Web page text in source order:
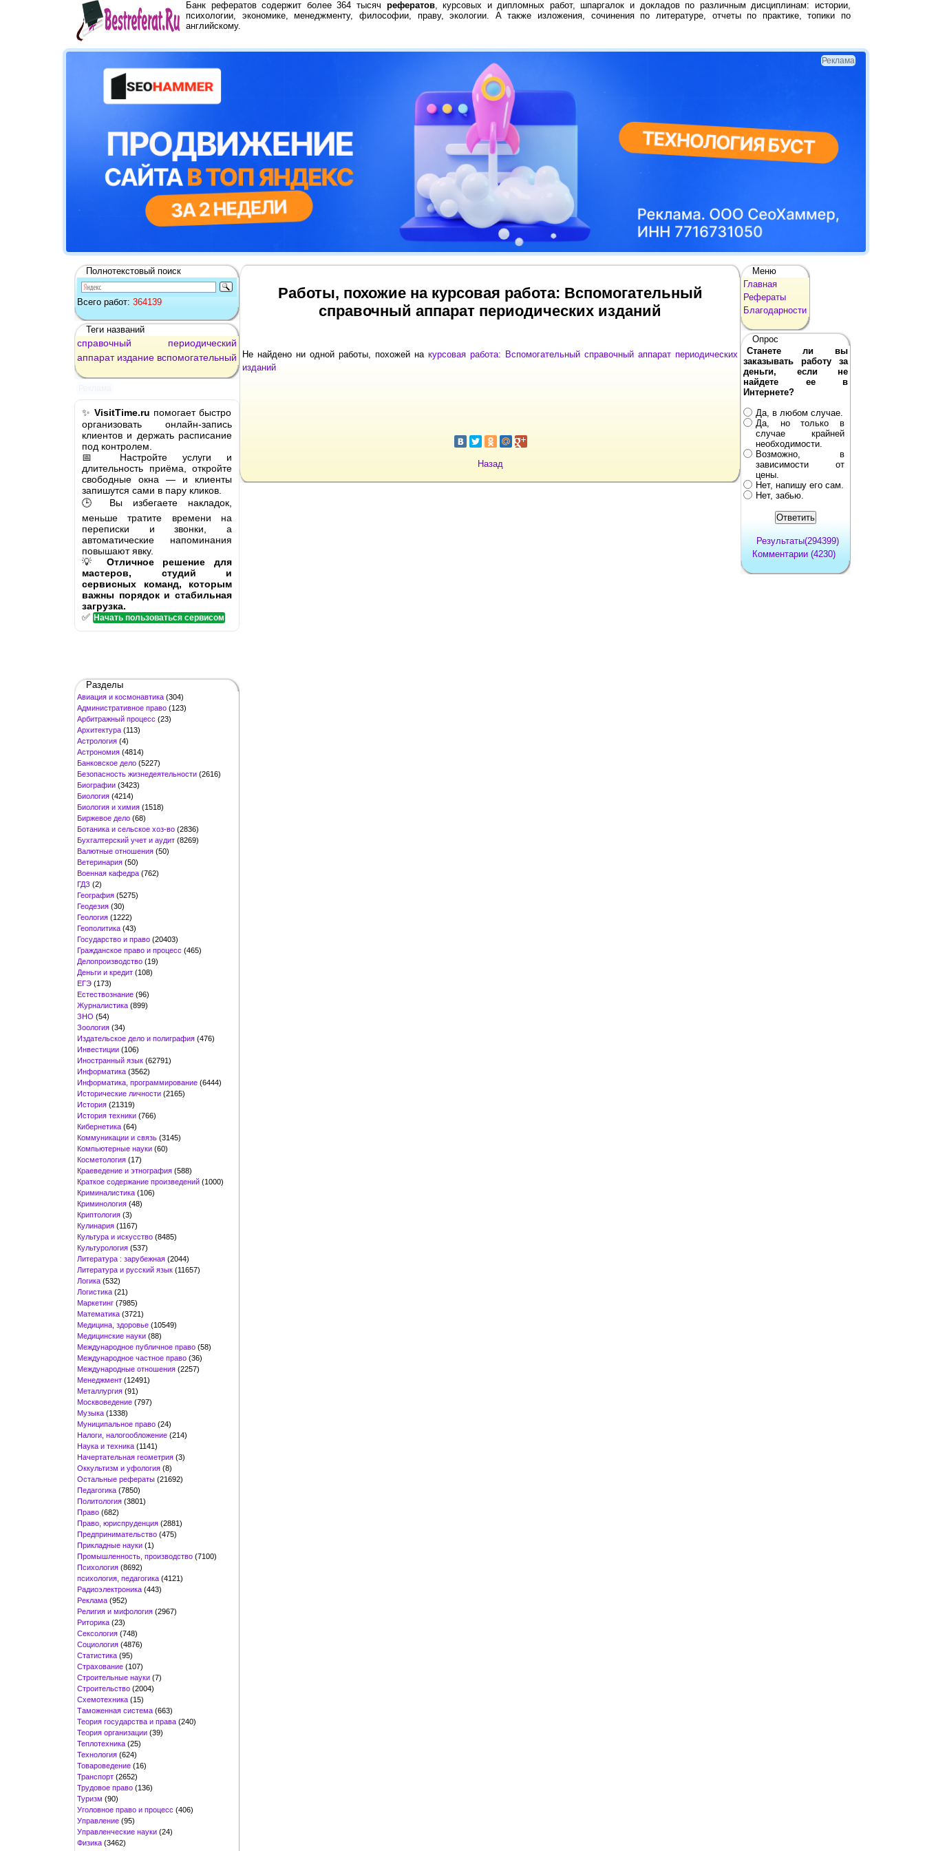
Банк рефератов содержит более 364 тысяч рефератов, курсовых и дипломных работ, шпаргалок и докладов по различным дисциплинам: истории,
психологии, экономике, менеджменту, философии, праву, экологии. А также изложения, сочинения по литературе, отчеты по практике, топики по
английскому.
Реклама
Полнотекстовый поиск
Всего работ: 364139
Теги названий
справочный
периодический
аппарат издание вспомогательный
✨ VisitTime.ru помогает быстро
организовать онлайн-запись
клиентов и держать расписание
под контролем.
📅 Настройте услуги и
длительность приёма, откройте
свободные окна — и клиенты
запишутся сами в пару кликов.
🕒 Вы избегаете накладок,
меньше тратите времени на
переписки и звонки, а
автоматические напоминания
повышают явку.
💡 Отличное решение для
мастеров, студий и
сервисных команд, которым
важны порядок и стабильная
загрузка.
✅ Начать пользоваться сервисом
Разделы
Авиация и космонавтика (304)
Административное право (123)
Арбитражный процесс (23)
Архитектура (113)
Астрология (4)
Астрономия (4814)
Банковское дело (5227)
Безопасность жизнедеятельности (2616)
Биографии (3423)
Биология (4214)
Биология и химия (1518)
Биржевое дело (68)
Ботаника и сельское хоз-во (2836)
Бухгалтерский учет и аудит (8269)
Валютные отношения (50)
Ветеринария (50)
Военная кафедра (762)
ГДЗ (2)
География (5275)
Геодезия (30)
Геология (1222)
Геополитика (43)
Государство и право (20403)
Гражданское право и процесс (465)
Делопроизводство (19)
Деньги и кредит (108)
ЕГЭ (173)
Естествознание (96)
Журналистика (899)
ЗНО (54)
Зоология (34)
Издательское дело и полиграфия (476)
Инвестиции (106)
Иностранный язык (62791)
Информатика (3562)
Информатика, программирование (6444)
Исторические личности (2165)
История (21319)
История техники (766)
Кибернетика (64)
Коммуникации и связь (3145)
Компьютерные науки (60)
Косметология (17)
Краеведение и этнография (588)
Краткое содержание произведений (1000)
Криминалистика (106)
Криминология (48)
Криптология (3)
Кулинария (1167)
Культура и искусство (8485)
Культурология (537)
Литература : зарубежная (2044)
Литература и русский язык (11657)
Логика (532)
Логистика (21)
Маркетинг (7985)
Математика (3721)
Медицина, здоровье (10549)
Медицинские науки (88)
Международное публичное право (58)
Международное частное право (36)
Международные отношения (2257)
Менеджмент (12491)
Металлургия (91)
Москвоведение (797)
Музыка (1338)
Муниципальное право (24)
Налоги, налогообложение (214)
Наука и техника (1141)
Начертательная геометрия (3)
Оккультизм и уфология (8)
Остальные рефераты (21692)
Педагогика (7850)
Политология (3801)
Право (682)
Право, юриспруденция (2881)
Предпринимательство (475)
Прикладные науки (1)
Промышленность, производство (7100)
Психология (8692)
психология, педагогика (4121)
Радиоэлектроника (443)
Реклама (952)
Религия и мифология (2967)
Риторика (23)
Сексология (748)
Социология (4876)
Статистика (95)
Страхование (107)
Строительные науки (7)
Строительство (2004)
Схемотехника (15)
Таможенная система (663)
Теория государства и права (240)
Теория организации (39)
Теплотехника (25)
Технология (624)
Товароведение (16)
Транспорт (2652)
Трудовое право (136)
Туризм (90)
Уголовное право и процесс (406)
Управление (95)
Управленческие науки (24)
Физика (3462)
Работы, похожие на курсовая работа: Вспомогательный
справочный аппарат периодических изданий
Не найдено ни одной работы, похожей на курсовая работа: Вспомогательный справочный аппарат периодических
изданий
Назад
Меню
Главная
Рефераты
Благодарности
Опрос
Станете ли вы
заказывать работу за
деньги, если не
найдете ее в
Интернете?
Да, в любом случае.
Да, но только в
случае крайней
необходимости.
Возможно, в
зависимости от
цены.
Нет, напишу его сам.
Нет, забью.
Результаты(294399)
Комментарии (4230)